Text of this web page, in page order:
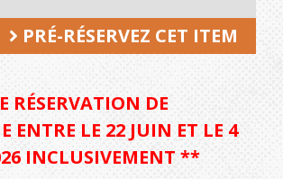
PRÉ-RÉSERVEZ CET ITEM
RÉSERVATION DE
ENTRE LE 22 JUIN ET LE 4
INCLUSIVEMENT **